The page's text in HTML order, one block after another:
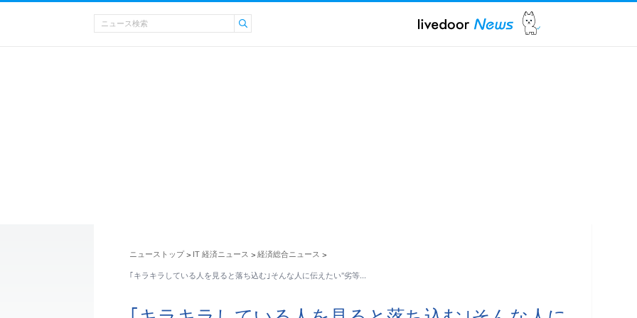
ニューストップ > IT 経済ニュース > 経済総合ニュース >
｢キラキラしている人を見ると落ち込む｣そんな人に伝えたい"劣等…